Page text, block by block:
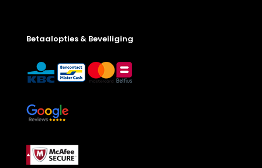
Betaalopties & Beveiliging